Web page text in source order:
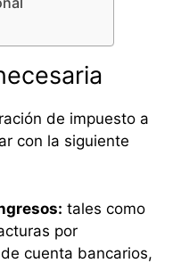
de impuesto a
con la siguiente
tales como
por
cuenta bancarios,